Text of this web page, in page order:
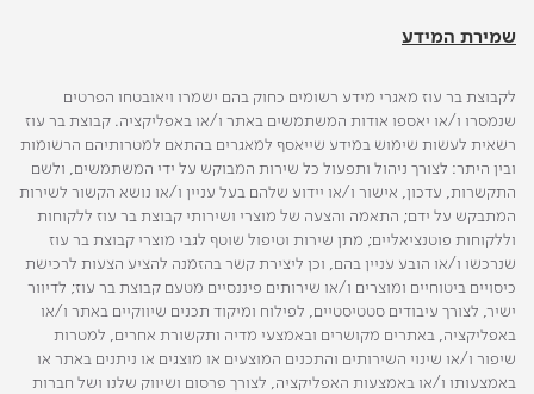
שמירת המידע
לקבוצת בר עוז מאגרי מידע רשומים כחוק בהם ישמרו ויאובטחו הפרטים
שנמסרו ו/או יאספו אודות המשתמשים באתר ו/או באפליקציה. קבוצת בר עוז
רשאית לעשות שימוש במידע שייאסף למאגרים בהתאם למטרותיהם הרשומות
ובין היתר: לצורך ניהול ותפעול כל שירות המבוקש על ידי המשתמשים, ולשם
התקשרות, עדכון, אישור ו/או יידוע שלהם בעל עניין ו/או נושא הקשור לשירות
המתבקש על ידם; התאמה והצעה של מוצרי ושירותי קבוצת בר עוז ללקוחות
וללקוחות פוטנציאליים; מתן שירות וטיפול שוטף לגבי מוצרי קבוצת בר עוז
שנרכשו ו/או הובע עניין בהם, וכן ליצירת קשר בהזמנה להציע הצעות לרכישת
כיסויים ביטוחיים ומוצרים ו/או שירותים פיננסיים מטעם קבוצת בר עוז; לדיוור
ישיר, לצורך עיבודים סטטיסטיים, לפילוח ומיקוד תכנים שיווקיים באתר ו/או
באפליקציה, באתרים מקושרים ובאמצעי מדיה ותקשורת אחרים, למטרות
שיפור ו/או שינוי השירותים והתכנים המוצעים או מוצגים או ניתנים באתר או
באמצעותו ו/או באמצעות האפליקציה, לצורך פרסום ושיווק שלנו ושל חברות